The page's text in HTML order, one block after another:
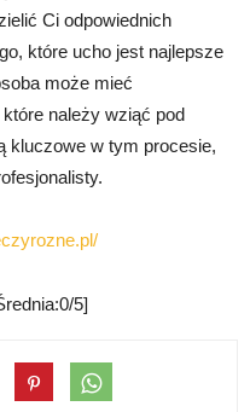
Ci odpowiednich
które ucho jest najlepsze
może mieć
należy wziąć pod
kluczowe w tym procesie,
5]